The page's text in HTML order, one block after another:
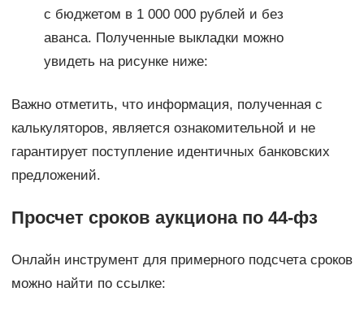
с бюджетом в 1 000 000 рублей и без
аванса. Полученные выкладки можно
увидеть на рисунке ниже:
Важно отметить, что информация, полученная с
калькуляторов, является ознакомительной и не
гарантирует поступление идентичных банковских
предложений.
Просчет сроков аукциона по 44-фз
Онлайн инструмент для примерного подсчета сроков
можно найти по ссылке: